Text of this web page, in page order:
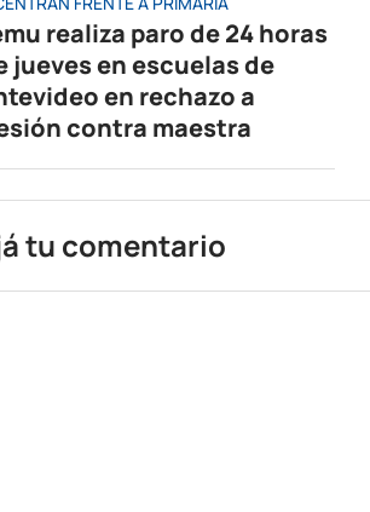
realiza paro de 24 horas
jueves en escuelas de
en rechazo a
contra maestra
tu comentario